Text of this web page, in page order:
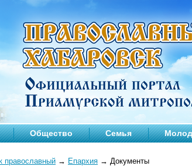
Общество Семья
православный → Епархия → Документы